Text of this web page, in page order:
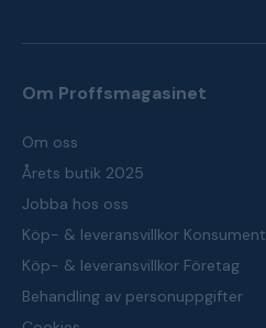
Om Proffsmagasinet
Om oss
Årets butik 2025
Jobba hos oss
Köp- & leveransvillkor Konsument
Köp- & leveransvillkor Företag
Behandling av personuppgifter